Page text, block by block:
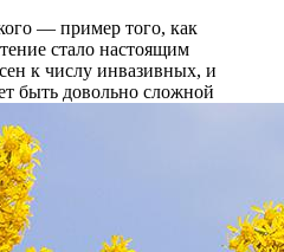
стало настоящим
к числу инвазивных, и
быть довольно сложной